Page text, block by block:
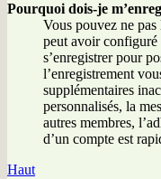
Pourquoi dois-je
Vous pouvez ne
peut avoir configuré
s’enregistrer pour
l’enregistrement
supplémentaires
personnalisés, la
autres membres,
d’un compte est
Haut